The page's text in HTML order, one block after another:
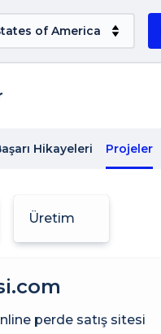
Hikayeleri Projeler
Üretim
perde satış sitesi